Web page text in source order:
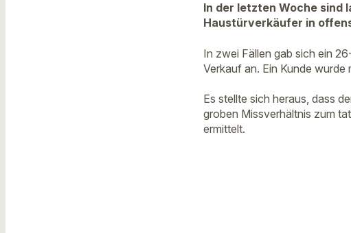
In der letzten Woche sind
Haustürverkäufer in
In zwei Fällen gab sich ein
Verkauf an. Ein Kunde
Es stellte sich heraus, dass
groben Missverhältnis zum
ermittelt.